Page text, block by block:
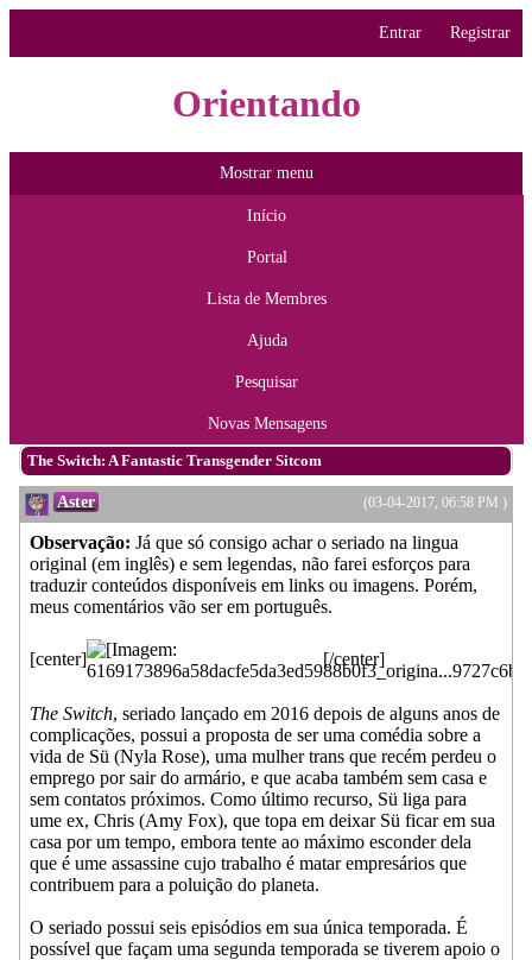
Entrar Registrar
Orientando
Mostrar menu
Início
Portal
Lista de Membres
Ajuda
Pesquisar
Novas Mensagens
The Switch: A Fantastic Transgender Sitcom
(03-04-2017, 06:58 PM )
Aster
Observação: Já que só consigo achar o seriado na lingua
original (em inglês) e sem legendas, não farei esforços para
traduzir conteúdos disponíveis em links ou imagens. Porém,
meus comentários vão ser em português.
[center] [/center]
The Switch, seriado lançado em 2016 depois de alguns anos de
complicações, possui a proposta de ser uma comédia sobre a
vida de Sü (Nyla Rose), uma mulher trans que recém perdeu o
emprego por sair do armário, e que acaba também sem casa e
sem contatos próximos. Como último recurso, Sü liga para
ume ex, Chris (Amy Fox), que topa em deixar Sü ficar em sua
casa por um tempo, embora tente ao máximo esconder dela
que é ume assassine cujo trabalho é matar empresários que
contribuem para a poluição do planeta.
O seriado possui seis episódios em sua única temporada. É
possível que façam uma segunda temporada se tiverem apoio o